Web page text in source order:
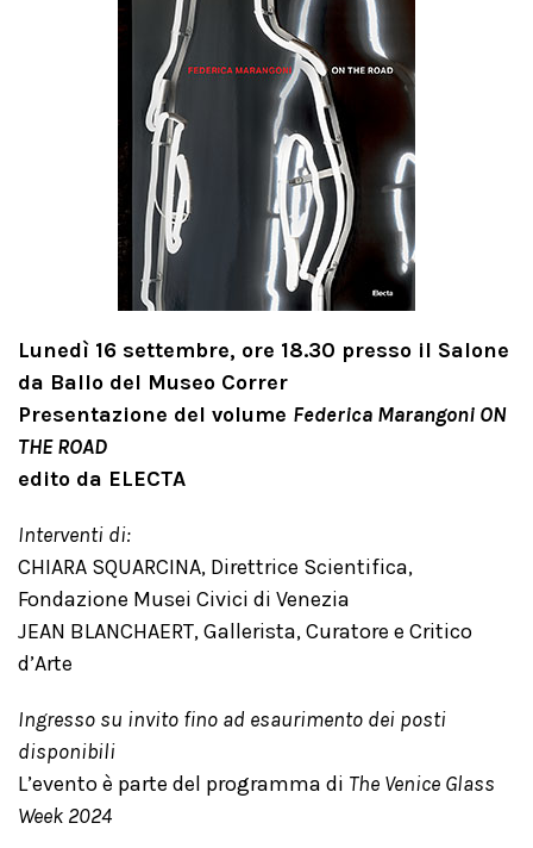
Lunedì 16 settembre, ore 18.30 presso il Salone
da Ballo del Museo Correr
Presentazione del volume Federica Marangoni ON
THE ROAD
edito da ELECTA
Interventi di:
CHIARA SQUARCINA, Direttrice Scientifica,
Fondazione Musei Civici di Venezia
JEAN BLANCHAERT, Gallerista, Curatore e Critico
d’Arte
Ingresso su invito fino ad esaurimento dei posti
disponibili
L’evento è parte del programma di The Venice Glass
Week 2024